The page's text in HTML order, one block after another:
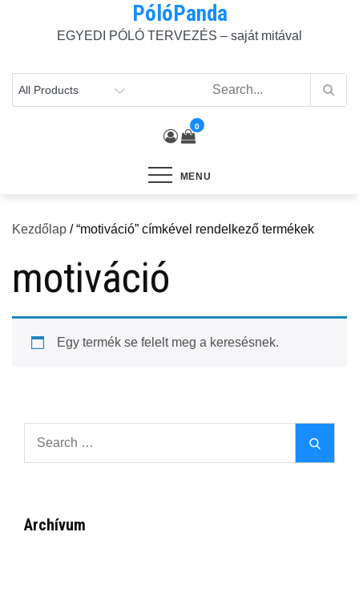
PólóPanda
EGYEDI PÓLÓ TERVEZÉS – saját mitával
0
MENU
Kezdőlap / “motiváció” címkével rendelkező termékek
motiváció
Egy termék se felelt meg a keresésnek.
Archívum